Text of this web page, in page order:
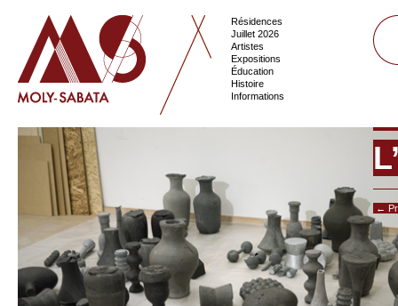
Résidences
Juillet 2026
Artistes
Expositions
Éducation
Histoire
Informations
←